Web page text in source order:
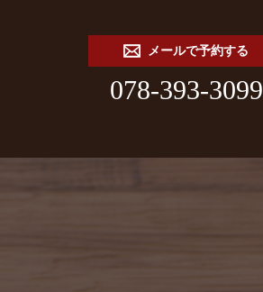
メールで予約する
078-393-3099